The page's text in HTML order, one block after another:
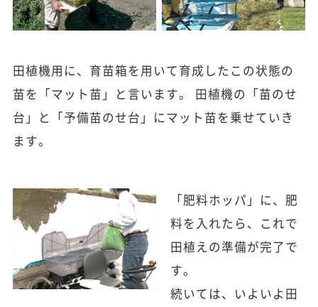
田植機用に、育苗箱を用いて育成したこの状態の
苗を「マット苗」と言います。 田植機の「苗のせ
台」と「予備苗のせ台」にマット苗を乗せていき
ます。
「肥料ホッパ」に、肥
料を入れたら、これで
田植えの準備が完了で
す。
続いては、いよいよ田